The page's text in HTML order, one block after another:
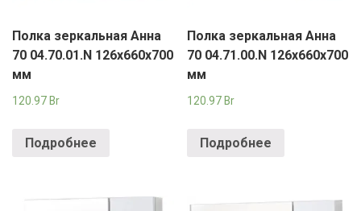
Полка зеркальная Анна
70 04.70.01.N 126х660х700
мм
120.97 Br
Подробнее
Полка зеркальная Анна
70 04.71.00.N 126х660х700
мм
120.97 Br
Подробнее